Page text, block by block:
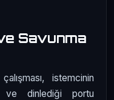
Savunma
istemcinin
ve dinlediği portu